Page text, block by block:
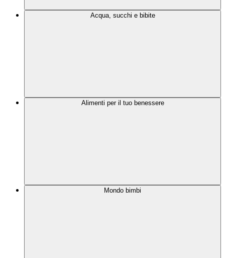
Acqua, succhi e bibite
Alimenti per il tuo benessere
Mondo bimbi